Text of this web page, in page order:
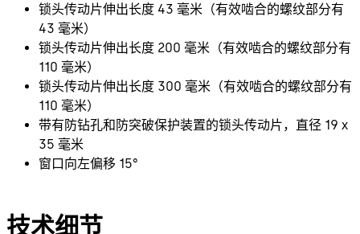
锁头传动片伸出长度 43 毫米（有效啮合的螺纹部分有
43 毫米）
锁头传动片伸出长度 200 毫米（有效啮合的螺纹部分有
110 毫米）
锁头传动片伸出长度 300 毫米（有效啮合的螺纹部分有
110 毫米）
带有防钻孔和防突破保护装置的锁头传动片，直径 19 x
35 毫米
窗口向左偏移 15°
技术细节